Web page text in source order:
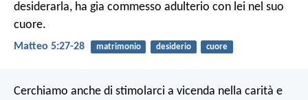
desiderarla, ha gia commesso adulterio con lei nel suo
cuore.
Matteo 5:27-28 matrimonio desiderio cuore
Cerchiamo anche di stimolarci a vicenda nella carità e